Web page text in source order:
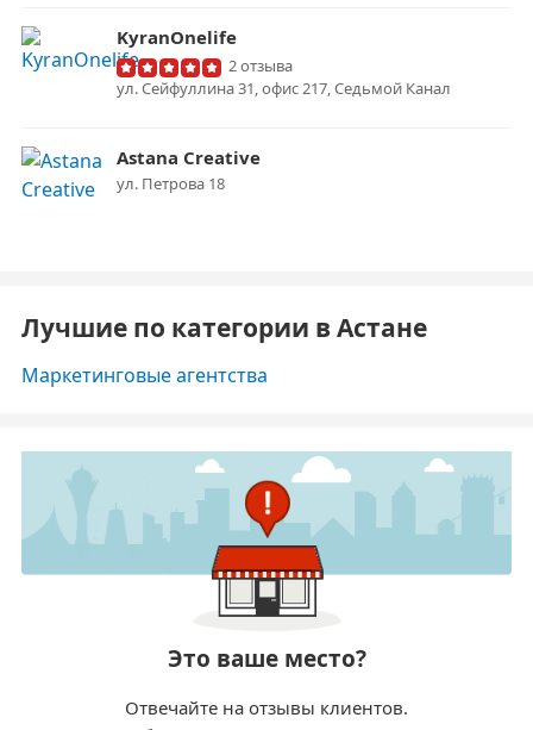
KyranOnelife
2 отзыва
ул. Сейфуллина 31, офис 217, Седьмой Канал
Astana Creative
ул. Петрова 18
Лучшие по категории в Астане
Маркетинговые агентства
Это ваше место?
Отвечайте на отзывы клиентов.